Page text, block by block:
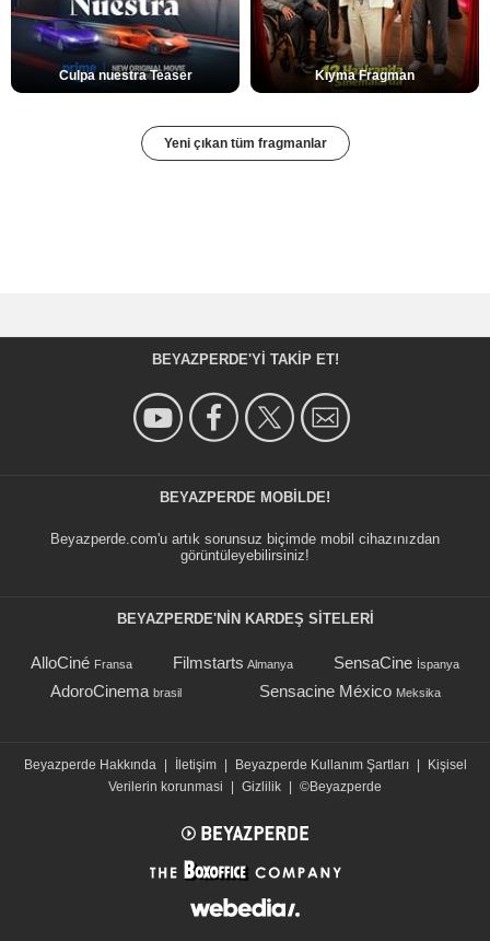
Culpa nuestra Teaser Kıyma Fragman
Yeni çıkan tüm fragmanlar
BEYAZPERDE'YI TAKIP ET!
BEYAZPERDE MOBILDE!
Beyazperde.com'u artık sorunsuz biçimde mobil cihazınızdan
görüntüleyebilirsiniz!
BEYAZPERDE'NIN KARDEŞ SİTELERİ
AlloCiné Fransa Filmstarts Almanya SensaCine İspanya
AdoroCinema brasil Sensacine México Meksika
Beyazperde Hakkında İletişim Beyazperde Kullanım Şartları
Kişisel
Verilerin korunmasi
Gizlilik ©Beyazperde